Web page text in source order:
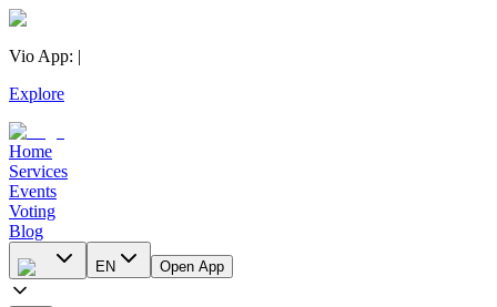
Vio App: |
Explore
Home
Services
Events
Voting
Blog
EN Open App